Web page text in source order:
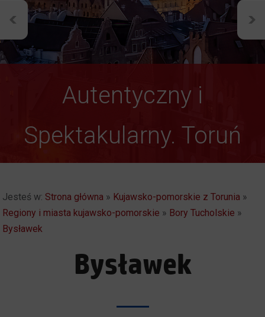
Autentyczny i
Spektakularny. Toruń
Jesteś w: Strona główna » Kujawsko-pomorskie z Torunia »
Regiony i miasta kujawsko-pomorskie » Bory Tucholskie »
Bysławek
Bysławek